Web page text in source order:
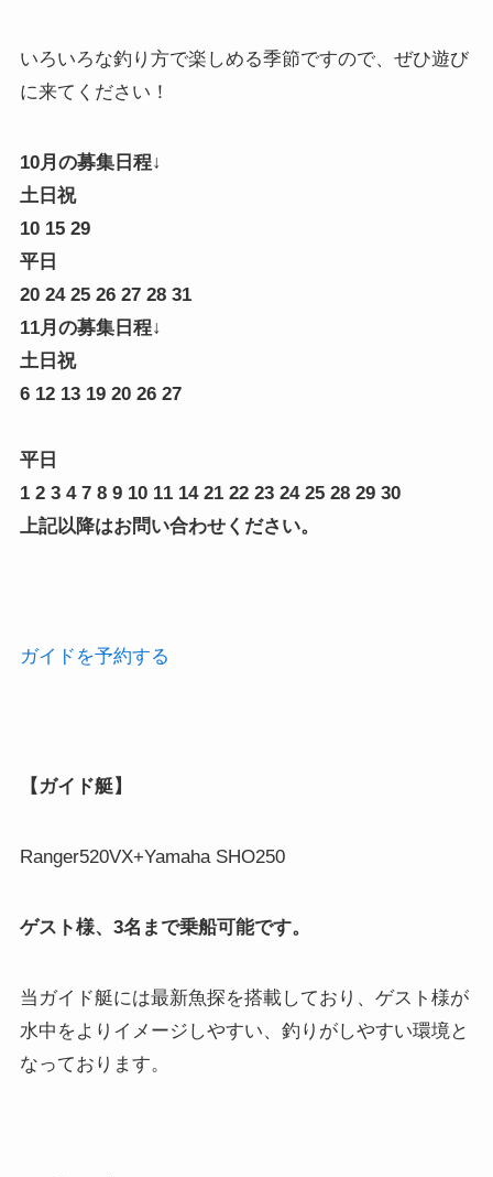
いろいろな釣り方で楽しめる季節ですので、ぜひ遊び
に来てください！
10月の募集日程↓
土日祝
10 15 29
平日
20 24 25 26 27 28 31
11月の募集日程↓
土日祝
6 12 13 19 20 26 27
平日
1 2 3 4 7 8 9 10 11 14 21 22 23 24 25 28 29 30
上記以降はお問い合わせください。
ガイドを予約する
【ガイド艇】
Ranger520VX+Yamaha SHO250
ゲスト様、3名まで乗船可能です。
当ガイド艇には最新魚探を搭載しており、ゲスト様が
水中をよりイメージしやすい、釣りがしやすい環境と
なっております。